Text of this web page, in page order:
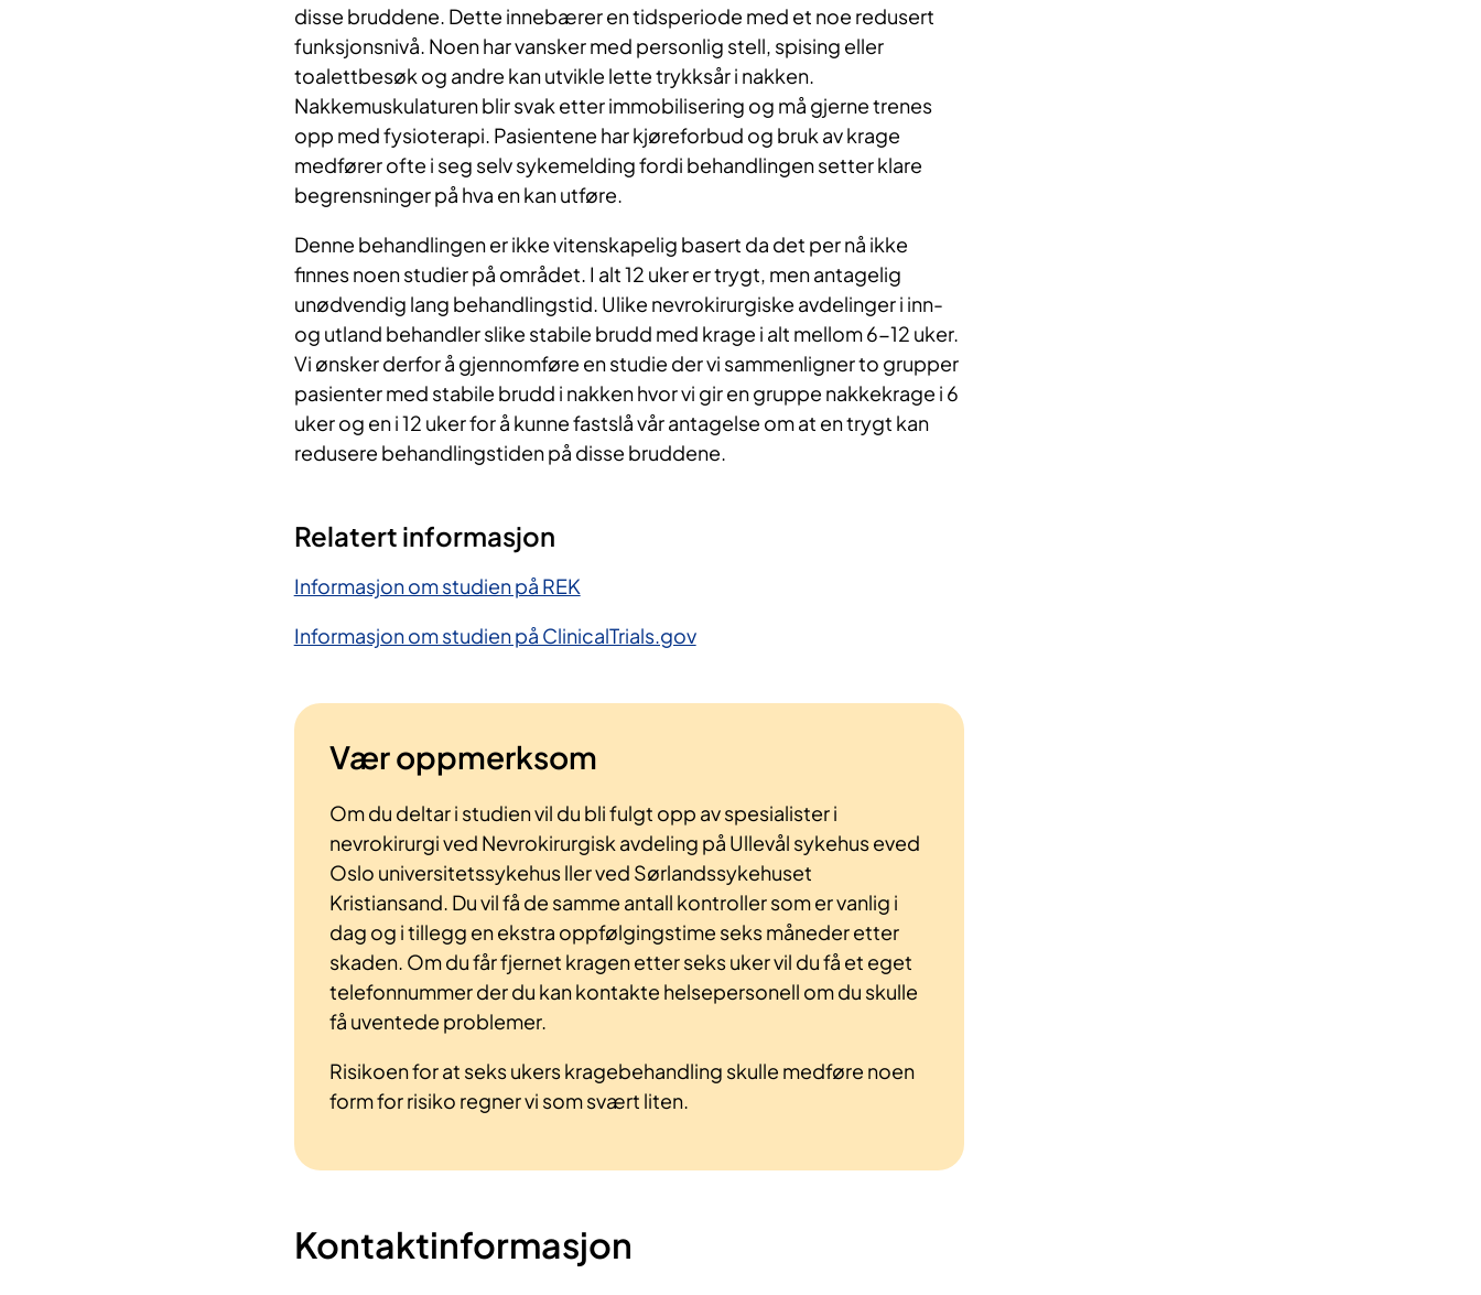
disse bruddene. Dette innebærer en tidsperiode med et noe redusert
funksjonsnivå. Noen har vansker med personlig stell, spising eller
toalettbesøk og andre kan utvikle lette trykksår i nakken.
Nakkemuskulaturen blir svak etter immobilisering og må gjerne trenes
opp med fysioterapi. Pasientene har kjøreforbud og bruk av krage
medfører ofte i seg selv sykemelding fordi behandlingen setter klare
begrensninger på hva en kan utføre.
Denne behandlingen er ikke vitenskapelig basert da det per nå ikke
finnes noen studier på området. I alt 12 uker er trygt, men antagelig
unødvendig lang behandlingstid. Ulike nevrokirurgiske avdelinger i inn-
og utland behandler slike stabile brudd med krage i alt mellom 6-12 uker.
Vi ønsker derfor å gjennomføre en studie der vi sammenligner to grupper
pasienter med stabile brudd i nakken hvor vi gir en gruppe nakkekrage i 6
uker og en i 12 uker for å kunne fastslå vår antagelse om at en trygt kan
redusere behandlingstiden på disse bruddene.
Relatert informasjon
Informasjon om studien på REK
Informasjon om studien på ClinicalTrials.gov
Vær oppmerksom
Om du deltar i studien vil du bli fulgt opp av spesialister i
nevrokirurgi ved Nevrokirurgisk avdeling på Ullevål sykehus eved
Oslo universitetssykehus ller ved Sørlandssykehuset
Kristiansand. Du vil få de samme antall kontroller som er vanlig i
dag og i tillegg en ekstra oppfølgingstime seks måneder etter
skaden. Om du får fjernet kragen etter seks uker vil du få et eget
telefonnummer der du kan kontakte helsepersonell om du skulle
få uventede problemer.
Risikoen for at seks ukers kragebehandling skulle medføre noen
form for risiko regner vi som svært liten.
Kontaktinformasjon